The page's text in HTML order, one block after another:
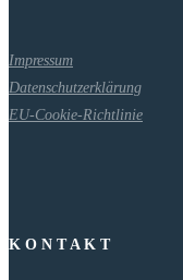
Impressum
Datenschutzerklärung
EU-Cookie-Richtlinie
K O N T A K T